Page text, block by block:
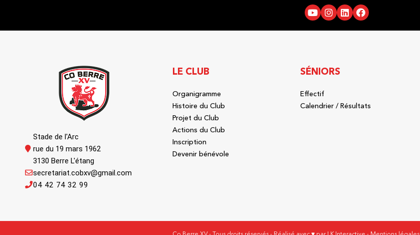
Stade de l'Arc
rue du 19 mars 1962
3130 Berre L'étang
04 42 74 32 99
secretariat.cobxv@gmail.com
LE CLUB
Organigramme
Histoire du Club
Projet du Club
Actions du Club
Inscription
Devenir bénévole
SÉNIORS
Effectif
Calendrier / Résultats